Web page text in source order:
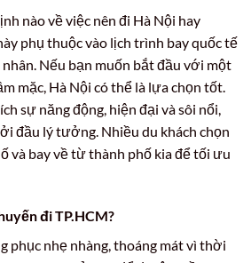
nào về việc nên đi Hà Nội hay
phụ thuộc vào lịch trình bay quốc tế
nhân. Nếu bạn muốn bắt đầu với một
mặc, Hà Nội có thể là lựa chọn tốt.
sự năng động, hiện đại và sôi nổi,
đầu lý tưởng. Nhiều du khách chọn
và bay về từ thành phố kia để tối ưu
đi TP.HCM?
phục nhẹ nhàng, thoáng mát vì thời